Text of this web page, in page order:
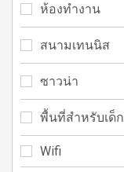
ห้องทำงาน
สนามเทนนิส
ซาวน่า
พื้นที่สำหรับเด็ก
Wifi